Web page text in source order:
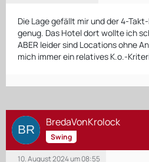
Die Lage gefällt mir und der 4-
genug. Das Hotel dort wollte ich
ABER leider sind Locations ohne
mich immer ein relatives K.o.-
BredaVonKrolock
Swing
10. August 2024 um 08:55